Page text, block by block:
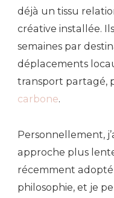
déjà un tissu
créative installée.
semaines par
déplacements
transport partagé,
carbone.
Personnellement,
approche plus
récemment
philosophie, et je